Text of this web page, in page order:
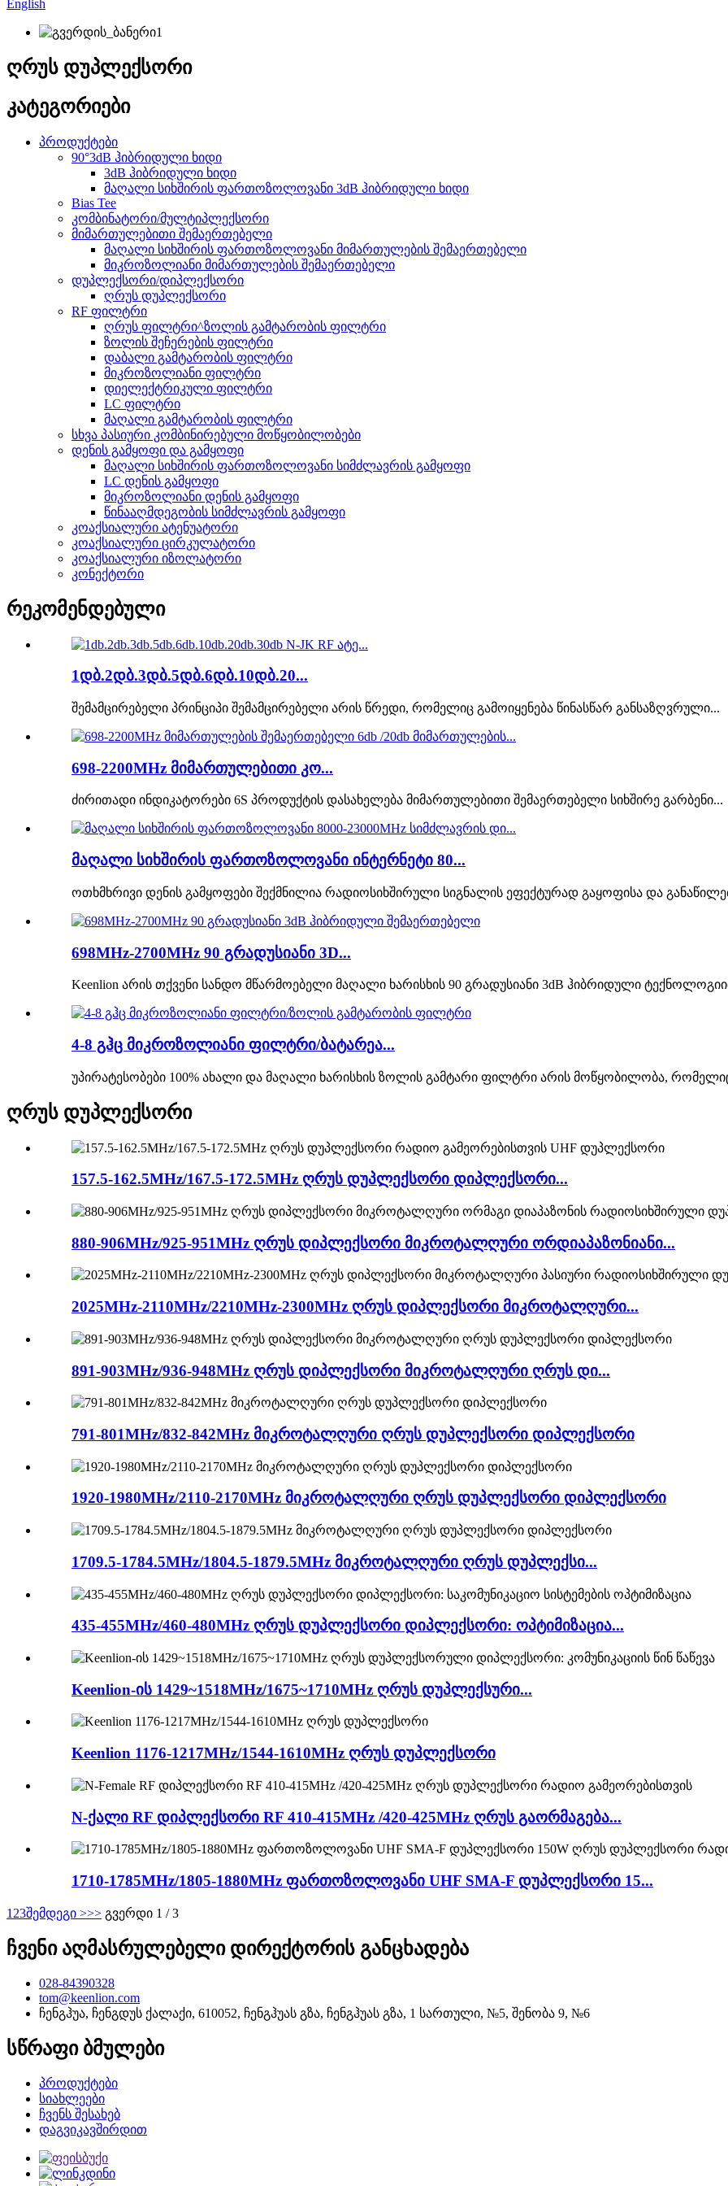
English
ღრუს დუპლექსორი
კატეგორიები
პროდუქტები
90°3dB ჰიბრიდული ხიდი
3dB ჰიბრიდული ხიდი
მაღალი სიხშირის ფართოზოლოვანი 3dB ჰიბრიდული ხიდი
Bias Tee
კომბინატორი/მულტიპლექსორი
მიმართულებითი შემაერთებელი
მაღალი სიხშირის ფართოზოლოვანი მიმართულების შემაერთებელი
მიკროზოლიანი მიმართულების შემაერთებელი
დუპლექსორი/დიპლექსორი
ღრუს დუპლექსორი
RF ფილტრი
ღრუს ფილტრი^ზოლის გამტარობის ფილტრი
ზოლის შეჩერების ფილტრი
დაბალი გამტარობის ფილტრი
მიკროზოლიანი ფილტრი
დიელექტრიკული ფილტრი
LC ფილტრი
მაღალი გამტარობის ფილტრი
სხვა პასიური კომბინირებული მოწყობილობები
დენის გამყოფი და გამყოფი
მაღალი სიხშირის ფართოზოლოვანი სიმძლავრის გამყოფი
LC დენის გამყოფი
მიკროზოლიანი დენის გამყოფი
წინააღმდეგობის სიმძლავრის გამყოფი
კოაქსიალური ატენუატორი
კოაქსიალური ცირკულატორი
კოაქსიალური იზოლატორი
კონექტორი
რეკომენდებული
1დბ.2დბ.3დბ.5დბ.6დბ.10დბ.20...
შემამცირებელი პრინციპი შემამცირებელი არის წრედი, რომელიც გამოიყენება წინასწარ განსაზღვრული...
698-2200MHz მიმართულებითი კო...
ძირითადი ინდიკატორები 6S პროდუქტის დასახელება მიმართულებითი შემაერთებელი სიხშირე გარბენი...
მაღალი სიხშირის ფართოზოლოვანი ინტერნეტი 80...
ოთხმხრივი დენის გამყოფები შექმნილია რადიოსიხშირული სიგნალის ეფექტურად გაყოფისა და
698MHz-2700MHz 90 გრადუსიანი 3D...
Keenlion არის თქვენი სანდო მწარმოებელი მაღალი ხარისხის 90 გრადუსიანი 3dB ჰიბრიდული
4-8 გჰც მიკროზოლიანი ფილტრი/ბატარეა...
უპირატესობები 100% ახალი და მაღალი ხარისხის ზოლის გამტარი ფილტრი არის მოწყობილობა,
ღრუს დუპლექსორი
157.5-162.5MHz/167.5-172.5MHz ღრუს დუპლექსორი დიპლექსორი...
880-906MHz/925-951MHz ღრუს დიპლექსორი მიკროტალღური ორდიაპაზონიანი...
2025MHz-2110MHz/2210MHz-2300MHz ღრუს დიპლექსორი მიკროტალღური...
891-903MHz/936-948MHz ღრუს დიპლექსორი მიკროტალღური ღრუს დი...
791-801MHz/832-842MHz მიკროტალღური ღრუს დუპლექსორი დიპლექსორი
1920-1980MHz/2110-2170MHz მიკროტალღური ღრუს დუპლექსორი დიპლექსორი
1709.5-1784.5MHz/1804.5-1879.5MHz მიკროტალღური ღრუს დუპლექსი...
435-455MHz/460-480MHz ღრუს დუპლექსორი დიპლექსორი: ოპტიმიზაცია...
Keenlion-ის 1429~1518MHz/1675~1710MHz ღრუს დუპლექსური...
Keenlion 1176-1217MHz/1544-1610MHz ღრუს დუპლექსორი
N-ქალი RF დიპლექსორი RF 410-415MHz /420-425MHz ღრუს გაორმაგება...
1710-1785MHz/1805-1880MHz ფართოზოლოვანი UHF SMA-F დუპლექსორი 15...
1 23შემდეგი >>> გვერდი 1 / 3
ჩვენი აღმასრულებელი დირექტორის განცხადება
028-84390328
tom@keenlion.com
ჩენგჰუა, ჩენგდუს ქალაქი, 610052, ჩენგჰუას გზა, ჩენგჰუას გზა, 1 სართული, №5, შენობა 9, №6
სწრაფი ბმულები
პროდუქტები
სიახლეები
ჩვენს შესახებ
დაგვიკავშირდით